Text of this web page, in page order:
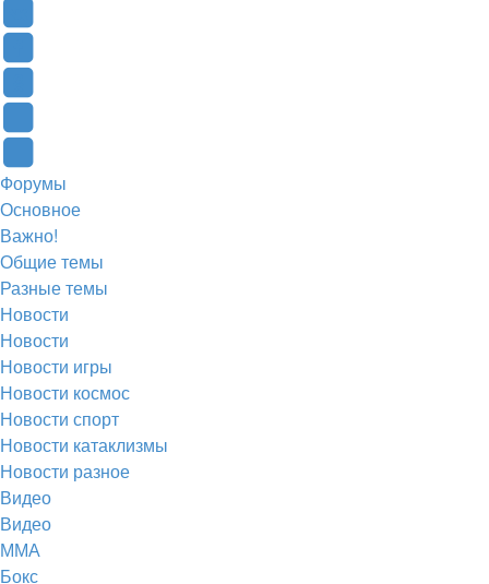
вкладке)
вкладке)
новой
вкладке)
в
новой
вкладке)
(Откроется
в
новой
вкладке)
Форумы
Основное
Важно!
Общие темы
Разные темы
Новости
Новости
Новости игры
Новости космос
Новости спорт
Новости катаклизмы
Новости разное
Видео
Видео
ММА
Бокс